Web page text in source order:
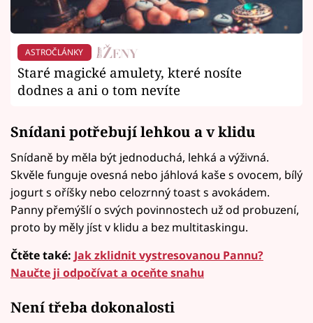
ASTROČLÁNKY
Staré magické amulety, které nosíte
dodnes a ani o tom nevíte
Snídani potřebují lehkou a v klidu
Snídaně by měla být jednoduchá, lehká a výživná.
Skvěle funguje ovesná nebo jáhlová kaše s ovocem, bílý
jogurt s oříšky nebo celozrnný toast s avokádem.
Panny přemýšlí o svých povinnostech už od probuzení,
proto by měly jíst v klidu a bez multitaskingu.
Čtěte také: Jak zklidnit vystresovanou Pannu?
Naučte ji odpočívat a oceňte snahu
Není třeba dokonalosti